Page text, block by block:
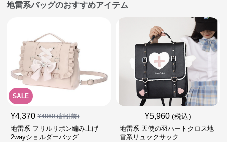
地雷系バッグのおすすめアイテム
SALE
¥4,370 ¥4860(割引前)
地雷系 フリルリボン編み上げ
2wayショルダーバッグ
¥5,960 (税込)
地雷系 天使の羽ハートクロス地
雷系リュックサック